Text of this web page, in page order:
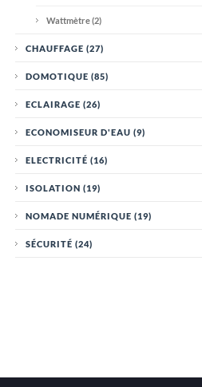
Wattmètre(2)
CHAUFFAGE (27)
DOMOTIQUE (85)
ECLAIRAGE (26)
ECONOMISEUR D'EAU (9)
ELECTRICITÉ (16)
ISOLATION (19)
NOMADE NUMÉRIQUE (19)
SÉCURITÉ (24)